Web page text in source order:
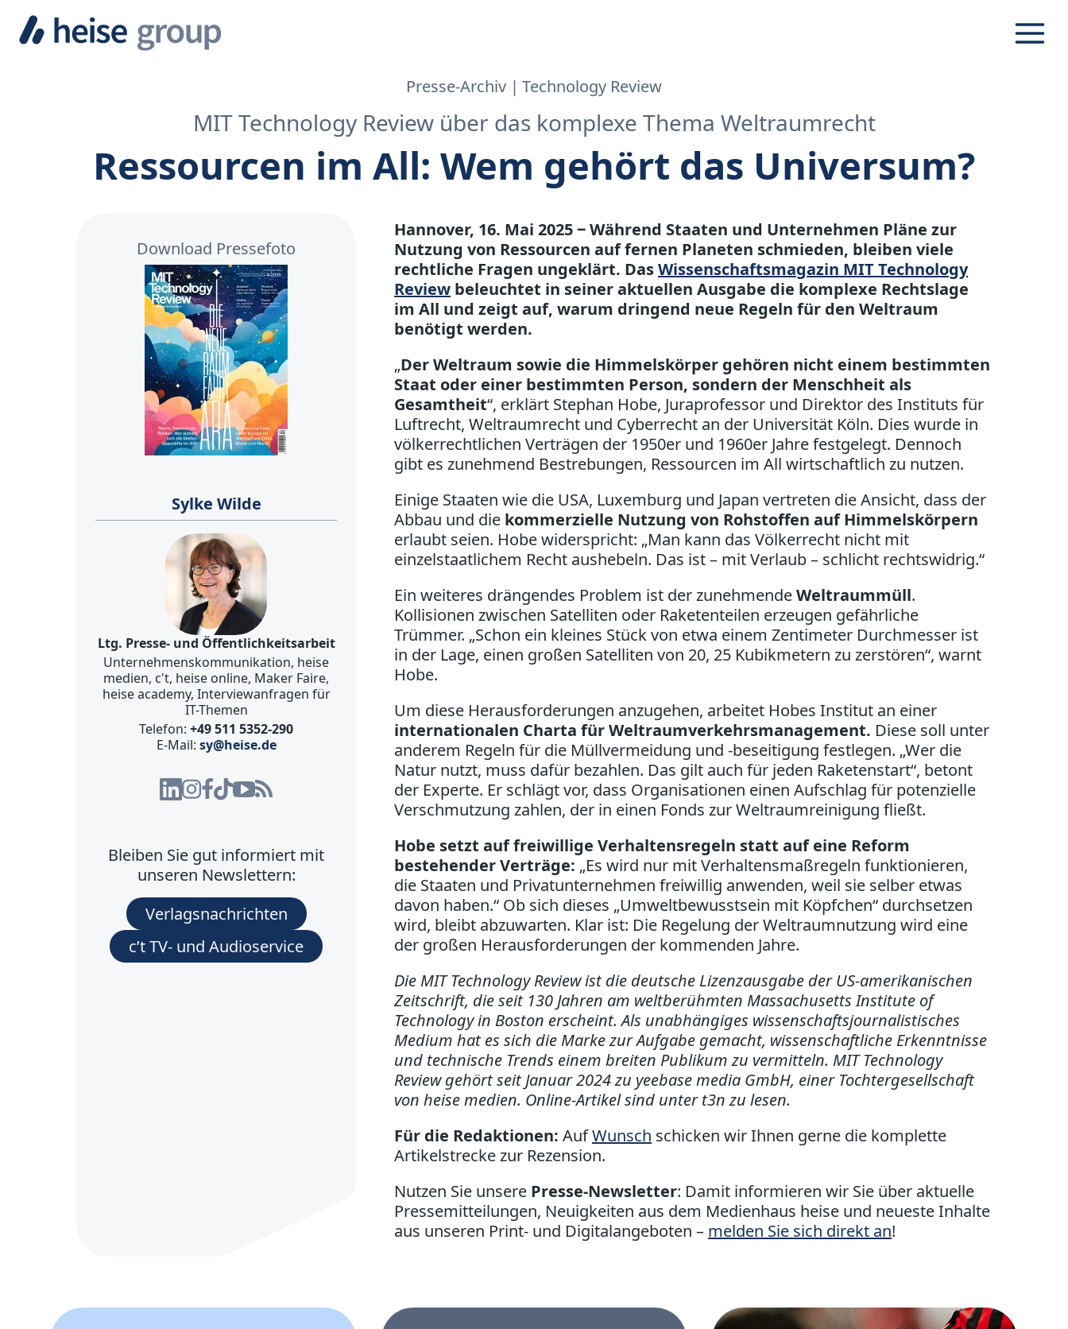
Presse-Archiv Technology Review
MIT Technology Review über das komplexe Thema Weltraumrecht
Ressourcen im All: Wem gehört das Universum?
Hannover, 16. Mai 2025 ‒ Während Staaten und Unternehmen Pläne zur
Nutzung von Ressourcen auf fernen Planeten schmieden, bleiben viele
rechtliche Fragen ungeklärt. DasWissenschaftsmagazin MIT Technology
Review beleuchtet in seiner aktuellen Ausgabe die komplexe Rechtslage
im All und zeigt auf, warum dringend neue Regeln für den Weltraum
benötigt werden.
„Der Weltraum sowie die Himmelskörper gehören nicht einem bestimmten
Staat oder einer bestimmten Person, sondern der Menschheit als
Gesamtheit“, erklärt Stephan Hobe, Juraprofessor und Direktor des Instituts für
Luftrecht, Weltraumrecht und Cyberrecht an der Universität Köln. Dies wurde in
völkerrechtlichen Verträgen der 1950er und 1960er Jahre festgelegt. Dennoch
gibt es zunehmend Bestrebungen, Ressourcen im All wirtschaftlich zu nutzen.
Einige Staaten wie die USA, Luxemburg und Japan vertreten die Ansicht, dass der
Abbau und die kommerzielle Nutzung von Rohstoffen auf Himmelskörpern
erlaubt seien. Hobe widerspricht: „Man kann das Völkerrecht nicht mit
einzelstaatlichem Recht aushebeln. Das ist – mit Verlaub – schlicht rechtswidrig.“
Ein weiteres drängendes Problem ist der zunehmendeWeltraummüll.
Kollisionen zwischen Satelliten oder Raketenteilen erzeugen gefährliche
Trümmer. „Schon ein kleines Stück von etwa einem Zentimeter Durchmesser ist
in der Lage, einen großen Satelliten von 20, 25 Kubikmetern zu zerstören“, warnt
Hobe.
Um diese Herausforderungen anzugehen, arbeitet Hobes Institut an einer
internationalen Charta für Weltraumverkehrsmanagement. Diese soll unter
anderem Regeln für die Müllvermeidung und -beseitigung festlegen. „Wer die
Natur nutzt, muss dafür bezahlen. Das gilt auch für jeden Raketenstart“, betont
der Experte. Er schlägt vor, dass Organisationen einen Aufschlag für potenzielle
Verschmutzung zahlen, der in einen Fonds zur Weltraumreinigung fließt.
Hobe setzt auf freiwillige Verhaltensregeln statt auf eine Reform
bestehender Verträge: „Es wird nur mit Verhaltensmaßregeln funktionieren,
die Staaten und Privatunternehmen freiwillig anwenden, weil sie selber etwas
davon haben.“ Ob sich dieses „Umweltbewusstsein mit Köpfchen“ durchsetzen
wird, bleibt abzuwarten. Klar ist: Die Regelung der Weltraumnutzung wird eine
der großen Herausforderungen der kommenden Jahre.
Die MIT Technology Review ist die deutsche Lizenzausgabe der US-amerikanischen
Zeitschrift, die seit 130 Jahren am weltberühmten Massachusetts Institute of
Technology in Boston erscheint. Als unabhängiges wissenschaftsjournalistisches
Medium hat es sich die Marke zur Aufgabe gemacht, wissenschaftliche Erkenntnisse
und technische Trends einem breiten Publikum zu vermitteln. MIT Technology
Review gehört seit Januar 2024 zu yeebase media GmbH, einer Tochtergesellschaft
von heise medien. Online-Artikel sind unter t3n zu lesen.
Für die Redaktionen: AufWunsch schicken wir Ihnen gerne die komplette
Artikelstrecke zur Rezension.
Nutzen Sie unsere Presse-Newsletter: Damit informieren wir Sie über aktuelle
Pressemitteilungen, Neuigkeiten aus dem Medienhaus heise und neueste Inhalte
aus unseren Print- und Digitalangeboten – melden Sie sich direkt an!
Download Pressefoto
Sylke Wilde
Ltg. Presse- und Öffentlichkeitsarbeit
Unternehmenskommunikation, heise
medien, c't, heise online, Maker Faire,
heise academy, Interviewanfragen für
IT-Themen
Telefon: +49 511 5352-290
E-Mail: sy@heise.de
Bleiben Sie gut informiert mit
unseren Newslettern:
Verlagsnachrichten
c’t TV- und Audioservice